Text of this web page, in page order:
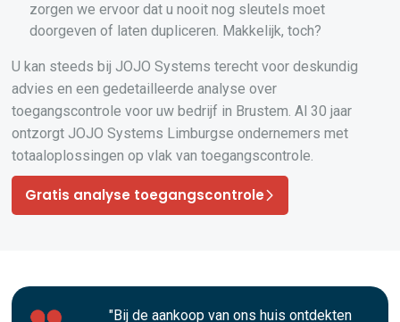
zorgen we ervoor dat u nooit nog sleutels moet
doorgeven of laten dupliceren. Makkelijk, toch?
U kan steeds bij JOJO Systems terecht voor deskundig
advies en een gedetailleerde analyse over
toegangscontrole voor uw bedrijf in Brustem. Al 30 jaar
ontzorgt JOJO Systems Limburgse ondernemers met
totaaloplossingen op vlak van toegangscontrole.
Gratis analyse toegangscontrole
"Bij de aankoop van ons huis ontdekten